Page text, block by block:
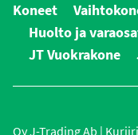
Koneet
Huolto ja
JT Vuokrakone
Oy J-Trading Ab |